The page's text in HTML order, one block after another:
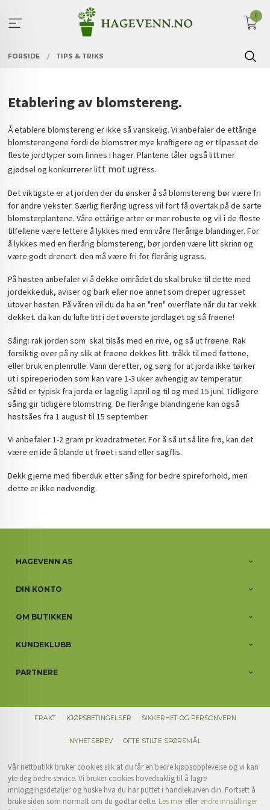
innholdet
0
FORSIDE TIPS & TRIKS
Etablering av blomstereng.
Å etablere blomstereng er ikke så vanskelig. Vi anbefaler de ettårige
blomsterengene fordi de blomstrer mye kraftigere og er tilpasset de
fleste jordtyper som finnes i hager. Plantene tåler også litt mer
gjødsel og konkurrerer litt mot ugress.
Det viktigste er at jorden der du ønsker å så blomstereng bør være fri
for andre vekster. Særlig flerårig ugress vil fort få overtak på de sarte
blomsterplantene. Våre ettårige arter er mer robuste og vil i de fleste
tilfellene være lettere å lykkes med enn våre flerårige blandinger. For
å lykkes med en flerårig blomstereng, bør jorden være litt skrinn og
være godt drenert. den må være fri for flerårig ugrass.
På høsten anbefaler vi å dekke området du skal bruke til dette med
jordekkeduk, aviser og bark eller noe annet som dreper ugresset
utover høsten. På våren vil du da ha en "ren" overflate når du tar vekk
dekket. da kan du lufte litt i det øverste jordlaget og så frøene!
Såing: rak jorden som skal tilsås med en rive, og så ut frøene. Rak
forsiktig over på ny slik at frøene dekkes litt. tråkk til med føttene,
eller bruk en plenrulle. Vann deretter, og sørg for at jorda ikke tørker
ut i spireperioden som kan vare 1-3 uker avhengig av temperatur.
Såtid er typisk fra jorda er lagelig i april og til og med 15 juni. Tidligere
såing gir tidligere blomstring. De flerårige blandingene kan også
høstsåes fra 1 august til 15 september.
Vi anbefaler 1-2 gram pr kvadratmeter. For å så ut så lite frø, kan det
være en ide å blande ut frøet i sand eller sagflis.
Dekk gjerne med fiberduk etter såing for bedre spireforhold, men
dette er ikke nødvendig.
HAGEVENN AS
DIN KONTO
OM BUTIKKEN
KUNDEKLUBB
PARTNERE
FRAKT KJØPSBETINGELSER SIKKERHET OG PERSONVERN
NYHETSBREV OFTE STILTE SPØRSMÅL
Vår nettbutikk bruker cookies slik at du får en bedre kjøpsopplevelse og vi kan
yte deg bedre service. Vi bruker cookies hovedsaklig til å lagre
innloggingsdetaljer og huske hva du har puttet i handlekurven din. Fortsett å
bruke siden som normalt om du godtar dette. Les merellerendre innstillinger